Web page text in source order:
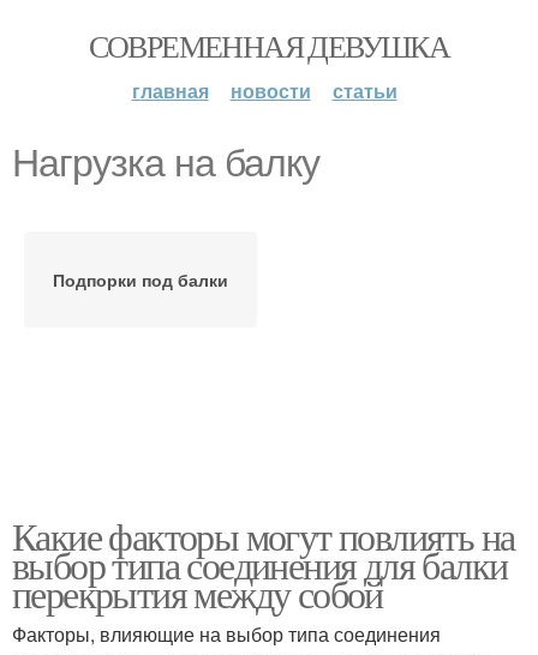
СОВРЕМЕННАЯ ДЕВУШКА
главная новости статьи
Нагрузка на балку
Подпорки под балки
Какие факторы могут повлиять на
выбор типа соединения для балки
перекрытия между собой
Факторы, влияющие на выбор типа соединения